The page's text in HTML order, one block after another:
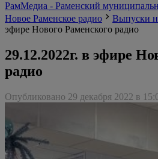
РамМедиа - Раменский
Новое Раменское радио
Выпуски
эфире Нового Раменского радио
29.12.2022г. в эфире
радио
Опубликовано 29 декабря 2022 в